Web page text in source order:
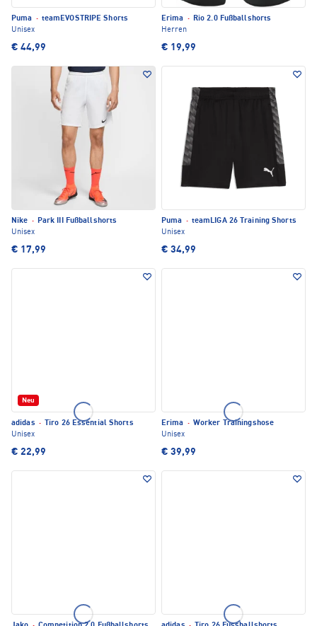
Puma · teamEVOSTRIPE Shorts
Unisex
€ 44,99
Erima · Rio 2.0 Fußballshorts
Herren
€ 19,99
Nike · Park III Fußballshorts
Unisex
€ 17,99
Puma · teamLIGA 26 Training Shorts
Unisex
€ 34,99
Neu
adidas ·
Tiro 26 Essential Shorts
Unisex
€ 22,99
Erima · Worker Trainingshose
Unisex
€ 39,99